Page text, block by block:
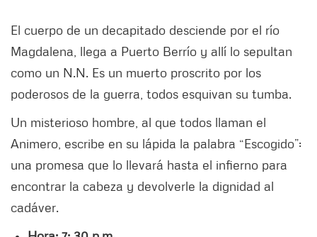
El cuerpo de un decapitado desciende por el río
Magdalena, llega a Puerto Berrío y allí lo sepultan
como un N.N. Es un muerto proscrito por los
poderosos de la guerra, todos esquivan su tumba.
Un misterioso hombre, al que todos llaman el
Animero, escribe en su lápida la palabra “Escogido”:
una promesa que lo llevará hasta el infierno para
encontrar la cabeza y devolverle la dignidad al
cadáver.